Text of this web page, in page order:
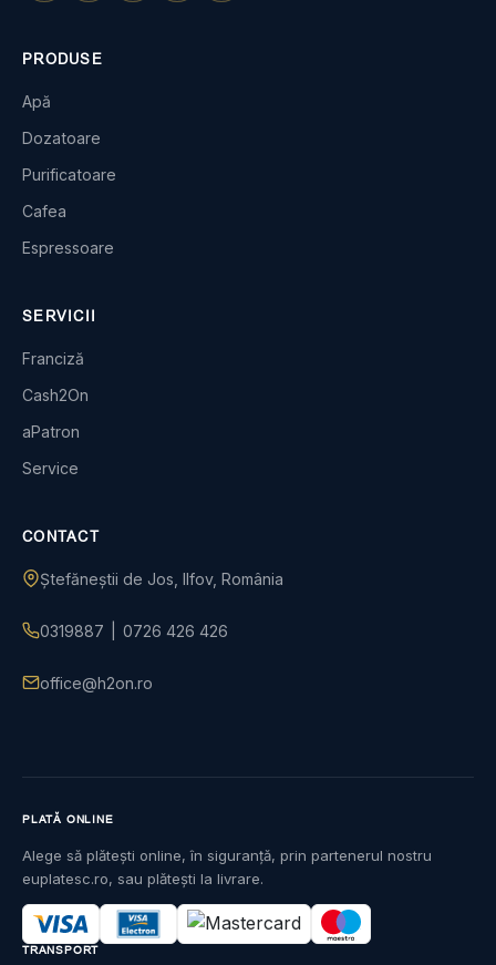
PRODUSE
Apă
Dozatoare
Purificatoare
Cafea
Espressoare
SERVICII
Franciză
Cash2On
aPatron
Service
CONTACT
Ștefăneștii de Jos, Ilfov, România
0319887 0726 426 426
office@h2on.ro
PLATĂ ONLINE
Alege să plătești online, în siguranță, prin partenerul nostru
euplatesc.ro, sau plătești la livrare.
TRANSPORT